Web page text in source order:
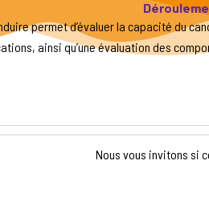
permet d’évaluer la capacité du
ainsi qu’une évaluation des
Nous vous invitons si